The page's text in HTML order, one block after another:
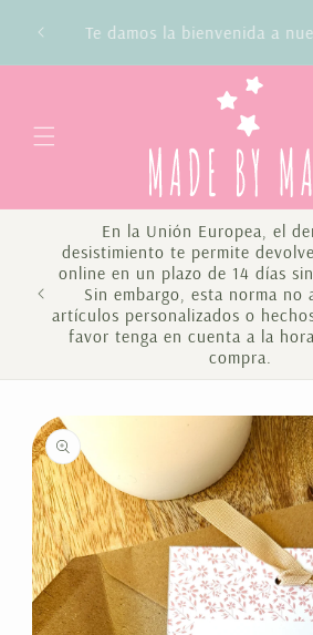
directamente
al contenido
Envío gratis en compras
Península y Baleares
En la Unión Europea, el
desistimiento te permite
online en un plazo de 14 días
Sin embargo, esta norma no
artículos personalizados o
favor tenga en cuenta a la
compra.
directamente
a la
información
del producto